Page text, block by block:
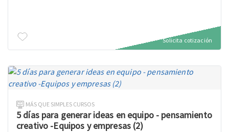
Solicita cotización
MÁS QUE SIMPLES CURSOS
5 días para generar ideas en equipo - pensamiento
creativo -Equipos y empresas (2)